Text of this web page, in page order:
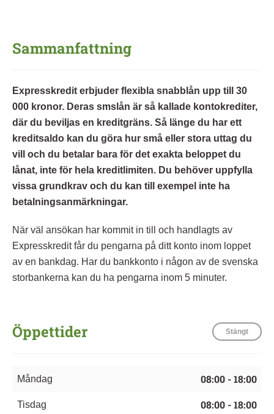
Sammanfattning
Expresskredit erbjuder flexibla snabblån upp till 30
000 kronor. Deras smslån är så kallade kontokrediter,
där du beviljas en kreditgräns. Så länge du har ett
kreditsaldo kan du göra hur små eller stora uttag du
vill och du betalar bara för det exakta beloppet du
lånat, inte för hela kreditlimiten. Du behöver uppfylla
vissa grundkrav och du kan till exempel inte ha
betalningsanmärkningar.
När väl ansökan har kommit in till och handlagts av
Expresskredit får du pengarna på ditt konto inom loppet
av en bankdag. Har du bankkonto i någon av de svenska
storbankerna kan du ha pengarna inom 5 minuter.
Öppettider Stängt
Måndag 08:00 - 18:00
Tisdag 08:00 - 18:00